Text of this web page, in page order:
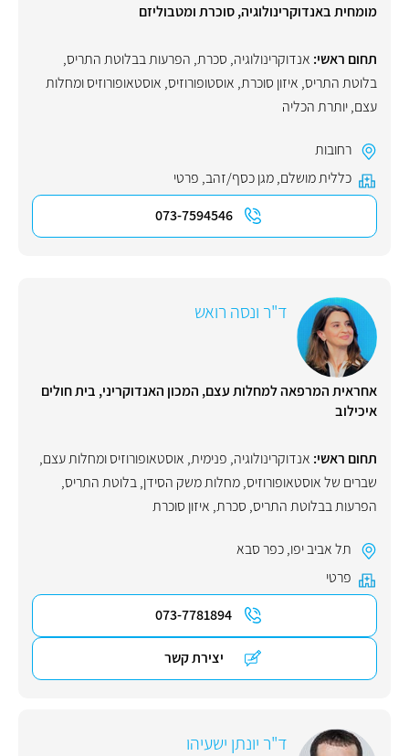
מומחית באנדוקרינולוגיה, סוכרת ומטבוליזם
תחום ראשי: אנדוקרינולוגיה, סכרת, הפרעות בבלוטת התריס,
בלוטת התריס, איזון סוכרת, אוסטופורוזיס, אוסטאופורוזיס ומחלות
עצם,יותרת הכליה
רחובות
כללית מושלם,מגן כסף/זהב, פרטי
073-7594546
ד"ר ונסה רואש
אחראית המרפאה למחלות עצם, המכון האנדוקריני, בית חולים
איכילוב
תחום ראשי: אנדוקרינולוגיה, פנימית, אוסטאופורוזיס ומחלות עצם,
שברים של אוסטאופורוזיס,מחלות משק הסידן,בלוטת התריס,
הפרעות בבלוטת התריס, סכרת, איזון סוכרת
תל אביב יפו,כפר סבא
פרטי
073-7781894
יצירת קשר
ד"ר יונתן ישעיהו